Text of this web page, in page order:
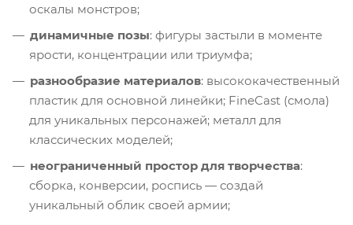
оскалы монстров;
динамичные позы: фигуры застыли в моменте
ярости, концентрации или триумфа;
разнообразие материалов: высококачественный
пластик для основной линейки; FineCast (смола)
для уникальных персонажей; металл для
классических моделей;
неограниченный простор для творчества:
сборка, конверсии, роспись — создай
уникальный облик своей армии;